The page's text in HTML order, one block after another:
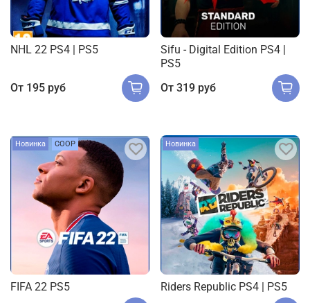
NHL 22 PS4 | PS5
От 195 руб
Sifu - Digital Edition PS4 |
PS5
От 319 руб
Новинка COOP
FIFA 22 PS5
Новинка
Riders Republic PS4 | PS5